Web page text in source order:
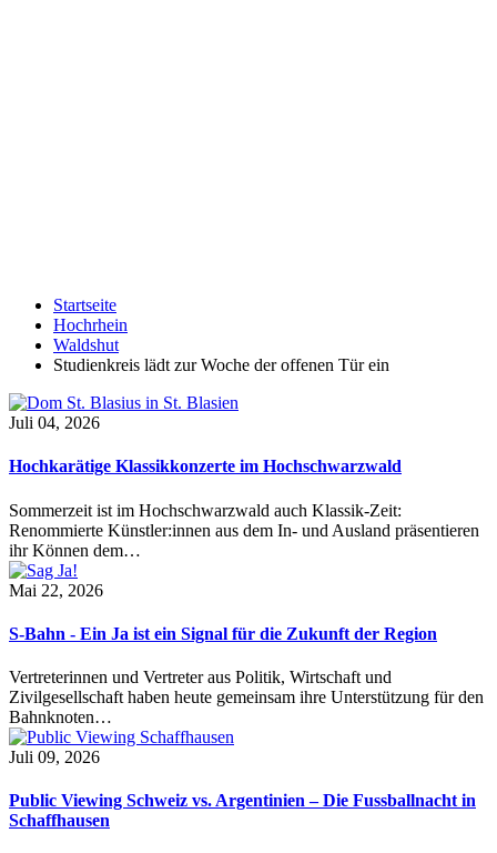
Startseite
Hochrhein
Waldshut
Studienkreis lädt zur Woche der offenen Tür ein
Juli 04, 2026
Hochkarätige Klassikkonzerte im Hochschwarzwald
Sommerzeit ist im Hochschwarzwald auch Klassik-Zeit:
Renommierte Künstler:innen aus dem In- und Ausland präsentieren
ihr Können dem…
Mai 22, 2026
S-Bahn - Ein Ja ist ein Signal für die Zukunft der Region
Vertreterinnen und Vertreter aus Politik, Wirtschaft und
Zivilgesellschaft haben heute gemeinsam ihre Unterstützung für den
Bahnknoten…
Juli 09, 2026
Public Viewing Schweiz vs. Argentinien – Die Fussballnacht in
Schaffhausen